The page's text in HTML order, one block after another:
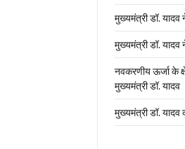
मुख्यमंत्री डॉ. यादव
मुख्यमंत्री डॉ.
नवकरणीय ऊर्जा के
मुख्यमंत्री डॉ. यादव
मुख्यमंत्री डॉ. यादव